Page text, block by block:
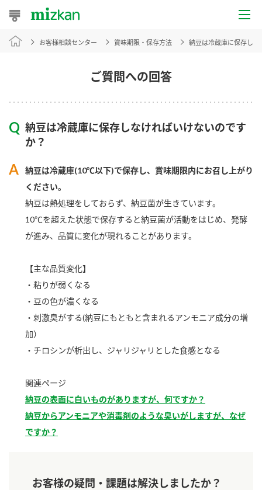
おうちレシピ
レシピ特集
レシピカテゴリ一覧
商品カテゴリ
酢
お酢ドリンク
つゆ たれ
スープ
クイック調味料 レモン果汁
ふりかけ
新商品一覧
キャンペーン情報
ブランド・スペシャルサイト
ブランド・スペシャルサイト トップ
Fibee（ファイビー）
くらしプラ酢
カンタン酢
企業情報
国内事業概要
ミツカングループについて
ご質問への回答
お客様相談センター 賞味期限・保存方法 納豆は冷蔵庫に保存し
納豆は冷蔵庫に保存しなければいけないのです
か？
納豆は冷蔵庫(10℃以下)で保存し、賞味期限内にお召し上がり
ください。
納豆は熱処理をしておらず、納豆菌が生きています。
10℃を超えた状態で保存すると納豆菌が活動をはじめ、発酵
が進み、品質に変化が現れることがあります。
【主な品質変化】
・粘りが弱くなる
・豆の色が濃くなる
・刺激臭がする(納豆にもともと含まれるアンモニア成分の増
加）
・チロシンが析出し、ジャリジャリとした食感となる
関連ページ
納豆の表面に白いものがありますが、何ですか？
納豆からアンモニアや消毒剤のような臭いがしますが、なぜ
ですか？
お客様の疑問・課題は解決しましたか？